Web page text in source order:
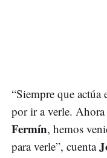
“Siempre que
por ir a verle. Ahora
Fermín, hemos
para verle”, cuenta